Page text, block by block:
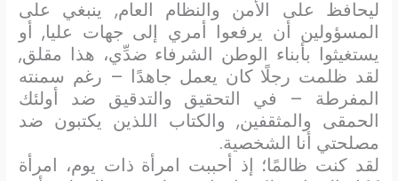
ليحافظ على الأمن والنظام العام, ينبغي على
المسؤولين أن يرفعوا أمري إلى جهات عليا, أو
يستغيثوا بأبناء الوطن الشرفاء ضدِّي، هذا مقلق,
لقد ظلمت رجلًا كان يعمل جاهدًا – رغم سمنته
المفرطة – في التحقيق والتدقيق ضد أولئك
الحمقى والمثقفين, والكتاب اللذين يكتبون ضد
مصلحتي أنا الشخصية.
لقد كنت ظالمًا؛ إذ أحببت امرأة ذات يوم، امرأة